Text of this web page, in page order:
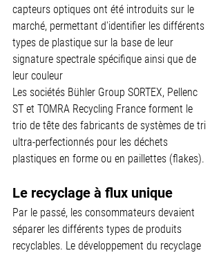
capteurs optiques ont été introduits sur le
marché, permettant d'identifier les différents
types de plastique sur la base de leur
signature spectrale spécifique ainsi que de
leur couleur
Les sociétés Bühler Group SORTEX, Pellenc
ST et TOMRA Recycling France forment le
trio de tête des fabricants de systèmes de tri
ultra-perfectionnés pour les déchets
plastiques en forme ou en paillettes (flakes).
Le recyclage à flux unique
Par le passé, les consommateurs devaient
séparer les différents types de produits
recyclables. Le développement du recyclage